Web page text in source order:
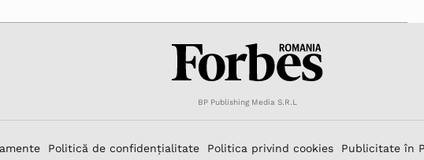
BP Publishing Media S.R.L
Politică de confidențialitate Politica privind cookies Publicitate în